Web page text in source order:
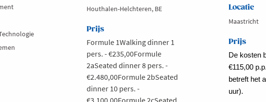
Houthalen-Helchteren, BE
Prijs
Formule 1Walking dinner 1
pers. - €235,00Formule
2aSeated dinner 8 pers. -
€2.480,00Formule 2bSeated
dinner 10 pers. -
€3.100,00Formule 2cSeated
Locatie
Maastricht
Prijs
De kosten
€115,00
betreft het
uur).